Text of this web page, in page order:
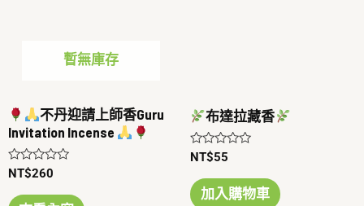
暫無庫存
不丹迎請上師香Guru
Invitation Incense
評
NT$260
布達拉藏香
評
滿
分
NT$55
加入購物車